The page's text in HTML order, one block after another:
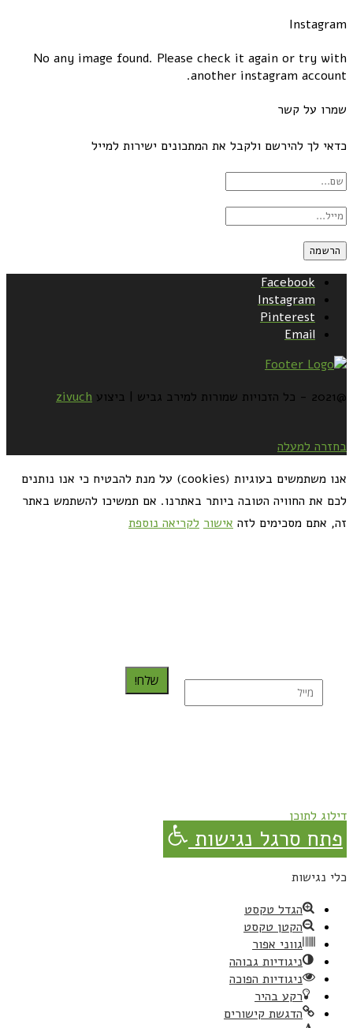
Instagram
No any image found. Please check it again or try with
another instagram account.
שמרו על קשר
כדאי לך להירשם ולקבל את המתכונים ישירות למייל
Facebook
Instagram
Pinterest
Email
@2021 - כל הזכויות שמורות למירב גביש | ביצוע zivuch
בחזרה למעלה
אנו משתמשים בעוגיות (cookies) על מנת להבטיח כי אנו נותנים
לכם את החוויה הטובה ביותר באתרנו. אם תמשיכו להשתמש באתר
זה, אתם מסכימים לזה אישור לקריאה נוספת
שלח!
דילוג לתוכן
פתח סרגל נגישות
כלי נגישות
הגדל טקסט
הקטן טקסט
גווני אפור
ניגודיות גבוהה
ניגודיות הפוכה
רקע בהיר
הדגשת קישורים